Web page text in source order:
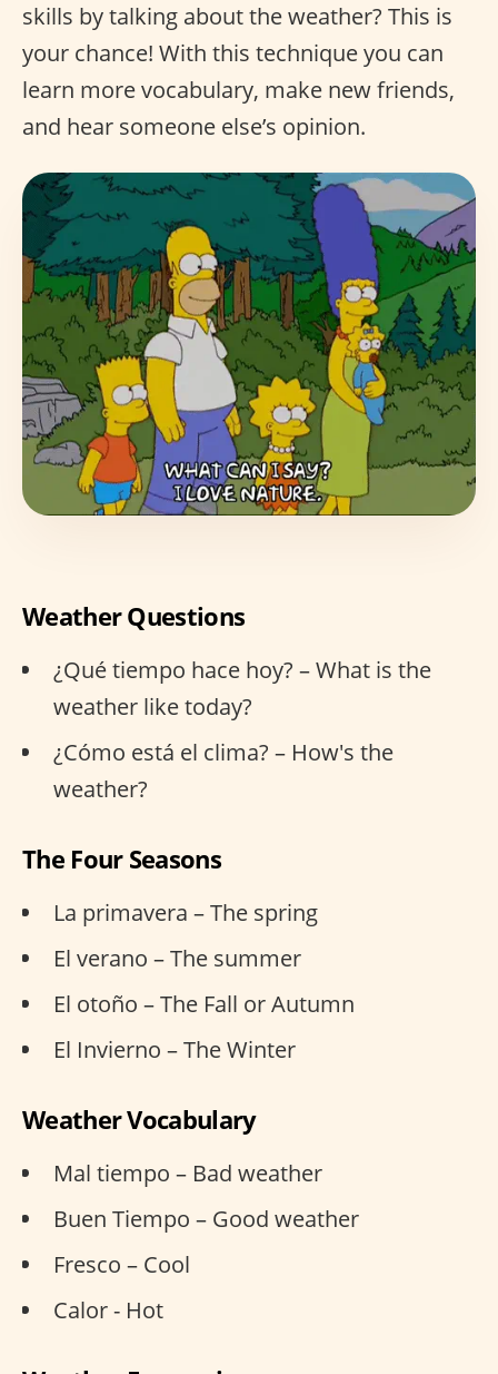
skills by talking about the weather? This is
your chance! With this technique you can
learn more vocabulary, make new friends,
and hear someone else’s opinion.
Weather Questions
¿Qué tiempo hace hoy? – What is the
weather like today?
¿Cómo está el clima? – How's the
weather?
The Four Seasons
La primavera – The spring
El verano – The summer
El otoño – The Fall or Autumn
El Invierno – The Winter
Weather Vocabulary
Mal tiempo – Bad weather
Buen Tiempo – Good weather
Fresco – Cool
Calor - Hot